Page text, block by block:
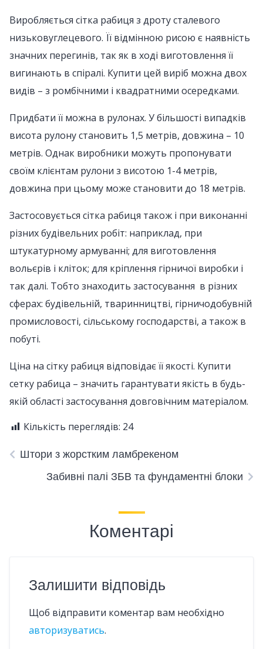
Виробляється сітка рабиця з дроту сталевого
низьковуглецевого. Її відмінною рисою є наявність
значних перегинів, так як в ході виготовлення її
вигинають в спіралі. Купити цей виріб можна двох
видів – з ромбічними і квадратними осередками.
Придбати її можна в рулонах. У більшості випадків
висота рулону становить 1,5 метрів, довжина – 10
метрів. Однак виробники можуть пропонувати
своїм клієнтам рулони з висотою 1-4 метрів,
довжина при цьому може становити до 18 метрів.
Застосовується сітка рабиця також і при виконанні
різних будівельних робіт: наприклад, при
штукатурному армуванні; для виготовлення
вольєрів і кліток; для кріплення гірничої виробки і
так далі. Тобто знаходить застосування в різних
сферах: будівельній, тваринництві, гірничодобувній
промисловості, сільському господарстві, а також в
побуті.
Ціна на сітку рабиця відповідає її якості. Купити
сетку рабица – значить гарантувати якість в будь-
якій області застосування довговічним матеріалом.
Кількість переглядів: 24
Штори з жорстким ламбрекеном
Забивні палі ЗБВ та фундаментні блоки
Коментарі
Залишити відповідь
Щоб відправити коментар вам необхідно
авторизуватись.